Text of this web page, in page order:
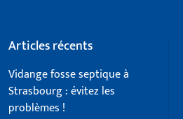
Articles récents
Vidange fosse septique à
Strasbourg : évitez les
problèmes !